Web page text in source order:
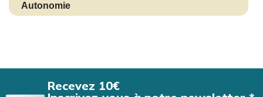
Autonomie
Recevez 10€